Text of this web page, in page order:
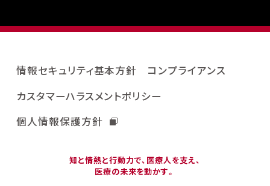
知と情熱と行動力で、医療人を支え、
医療の未来を動かす。
情報セキュリティ基本方針
コンプライアンス
カスタマーハラスメントポリシー
個人情報保護方針